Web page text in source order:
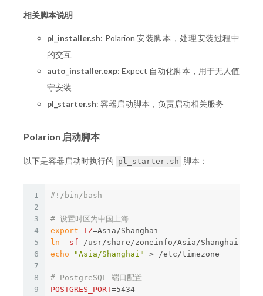
相关脚本说明
pl_installer.sh: Polarion 安装脚本，处理安装过程中
的交互
auto_installer.exp: Expect 自动化脚本，用于无人值
守安装
pl_starter.sh: 容器启动脚本，负责启动相关服务
Polarion 启动脚本
以下是容器启动时执行的 pl_starter.sh 脚本：
1
2
3
4
5
6
7
8
9
#!/bin/bash
# 设置时区为中国上海
export TZ=
ln
-sf
echo
"Asia/Shanghai" > /etc/timezone
# PostgreSQL 端口配置
POSTGRES_PORT=5434